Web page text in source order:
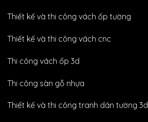
Thiết kế và thi công vách ốp tường
Thiết kế và thi công vách cnc
Thi công vách ốp 3d
Thi công sàn gỗ nhựa
Thiết kế và thi công tranh dán tường 3d